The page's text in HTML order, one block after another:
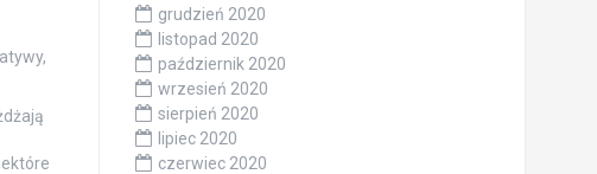
grudzień 2020
listopad 2020
październik 2020
wrzesień 2020
sierpień 2020
lipiec 2020
czerwiec 2020